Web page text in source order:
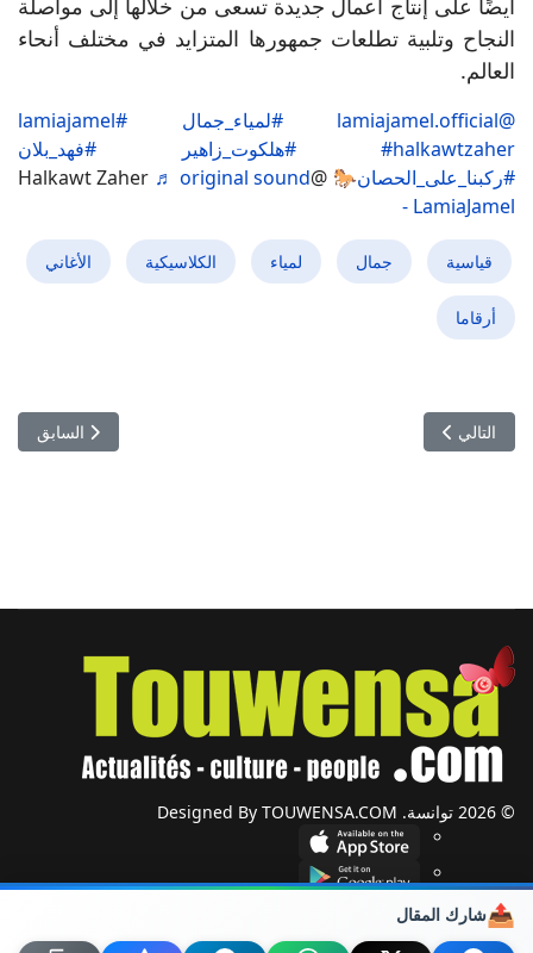
أيضًا على إنتاج أعمال جديدة تسعى من خلالها إلى مواصلة
النجاح وتلبية تطلعات جمهورها المتزايد في مختلف أنحاء
العالم.
@lamiajamel.official #لمياء_جمال
#lamiajamel
#halkawtzaher
#هلكوت_زاهير
#فهد_بلان
#ركبنا_على_الحصان🐎 @Halkawt Zaher
♬ original sound
- LamiaJamel
قياسية جمال لمياء الكلاسيكية الأغاني
أرقاما
المقال
السابق المقال التالي: Joker 2 ينطلق في قاعات السينما التونسية: قصة حب ودراما نفسية تعيد الجوكر إلى الشاشة
التالي
📤شارك المقال
© 2026 توانسة. Designed By TOUWENSA.COM
شؤون دولية أحزاب وجمعيات